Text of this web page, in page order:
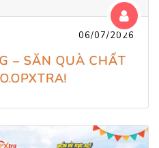
06/07/2026
– SĂN QUÀ CHẤT